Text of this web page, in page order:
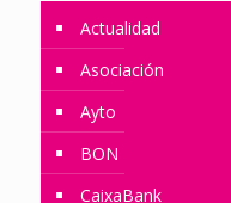
Actualidad
Asociación
Ayto
BON
CaixaBank